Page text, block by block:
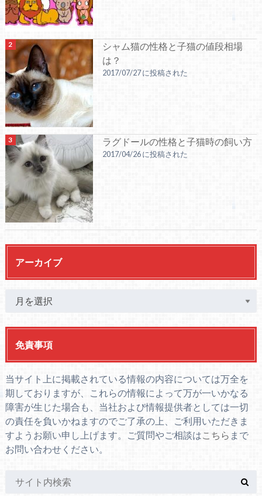
シャム猫の性格と子猫の値段相場
は？
2017/07/27 に投稿された
ラグドールの性格と子猫時の飼い方
2017/04/26 に投稿された
アーカイブ
免責事項
当サイト上に掲載されている情報の内容については万全を
期しておりますが、これらの情報によって万が一いかなる
障害が生じた場合も、当社および情報提供者としては一切
の責任を負いかねますのでご了承の上、ご利用いただきま
すようお願い申し上げます。ご質問やご相談はこちら まで
お問い合わせください。